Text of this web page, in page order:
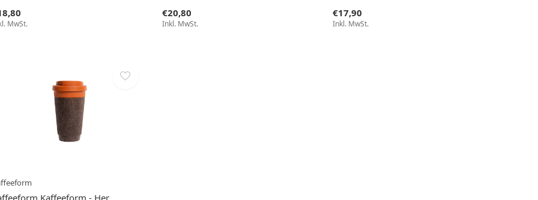
MwSt.
€20,80
Inkl. MwSt.
€17,90
Inkl. MwSt.
Kaffeeform - Her